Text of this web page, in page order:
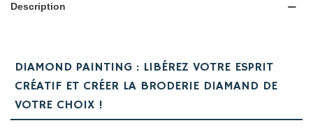
Description
DIAMOND PAINTING : LIBÉREZ VOTRE ESPRIT
CRÉATIF ET CRÉER LA BRODERIE DIAMAND DE
VOTRE CHOIX !